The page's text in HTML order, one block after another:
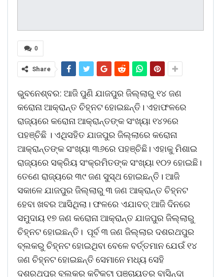
0
Share
ଭୁବନେଶ୍ବର: ଆଜି ପୁଣି ଯାଜପୁର ଜିଲ୍ଲାରୁ ୧୪ ଜଣ
କରୋନା ଆକ୍ରାନ୍ତ ଚିହ୍ନଟ ହୋଇଛନ୍ତି। ଏହାଫଳରେ
ରାଜ୍ୟରେ କରୋନା ଆକ୍ରାନ୍ତଙ୍କ ସଂଖ୍ୟା ୧୪୨ରେ
ପହଞ୍ଚିଛି । ଏଥିସହିତ ଯାଜପୁର ଜିଲ୍ଲାରେ କରୋନା
ଆକ୍ରାନ୍ତଙ୍କ ସଂଖ୍ୟା ୩୬ରେ ପହଞ୍ଚିଛି। ଏହାକୁ ମିଶାଇ
ରାଜ୍ୟରେ ସକ୍ରିୟ ସଂକ୍ରମିତଙ୍କ ସଂଖ୍ୟା ୧୦୨ ହୋଇଛି।
ତେଣେ ରାଜ୍ୟରେ ୩୯ ଜଣ ସୁସ୍ଥ ହୋଇଛନ୍ତି। ଆଜି
ସକାଳେ ଯାଜପୁର ଜିଲ୍ଲାରୁ ୩ ଜଣ ଆକ୍ରାନ୍ତ ଚିହ୍ନଟ
ହେବା ଖବର ଆସିଥିଲା। ଫଳରେ ଏଯାବତ୍ ଆଜି ଦିନରେ
ସମୁଦାୟ ୧୭ ଜଣ କରୋନା ଆକ୍ରାନ୍ତ ଯାଜପୁର ଜିଲ୍ଲାରୁ
ଚିହ୍ନଟ ହୋଇଛନ୍ତି। ପୂର୍ବ ୩ ଜଣ ଜିଲ୍ଲାର ଦଶରଥପୁର
ବ୍ଲକରୁ ଚିହ୍ନଟ ହୋଇଥିବା ବେଳେ ବର୍ତ୍ତମାନ ଯେଉଁ ୧୪
ଜଣ ଚିହ୍ନଟ ହୋଇଛନ୍ତି ସେମାନେ ମଧ୍ୟ ସେହି
ଦଶରଥପୁର ବ୍ଲକର କଟିକଟା ପଞ୍ଚାୟତର ବାସିନ୍ଦା